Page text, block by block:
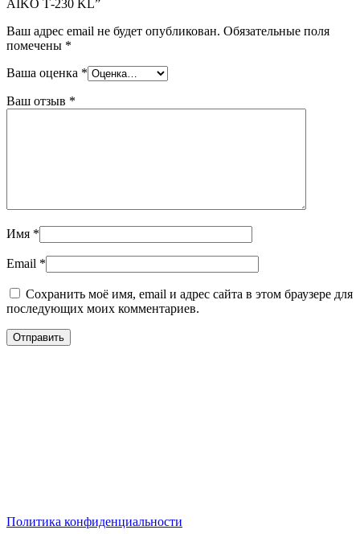
AIKO Т-230 KL”
Ваш адрес email не будет опубликован. Обязательные поля
помечены *
Ваша оценка *
Ваш отзыв *
Имя *
Email *
Сохранить моё имя, email и адрес сайта в этом браузере для
последующих моих комментариев.
Политика конфиденциальности